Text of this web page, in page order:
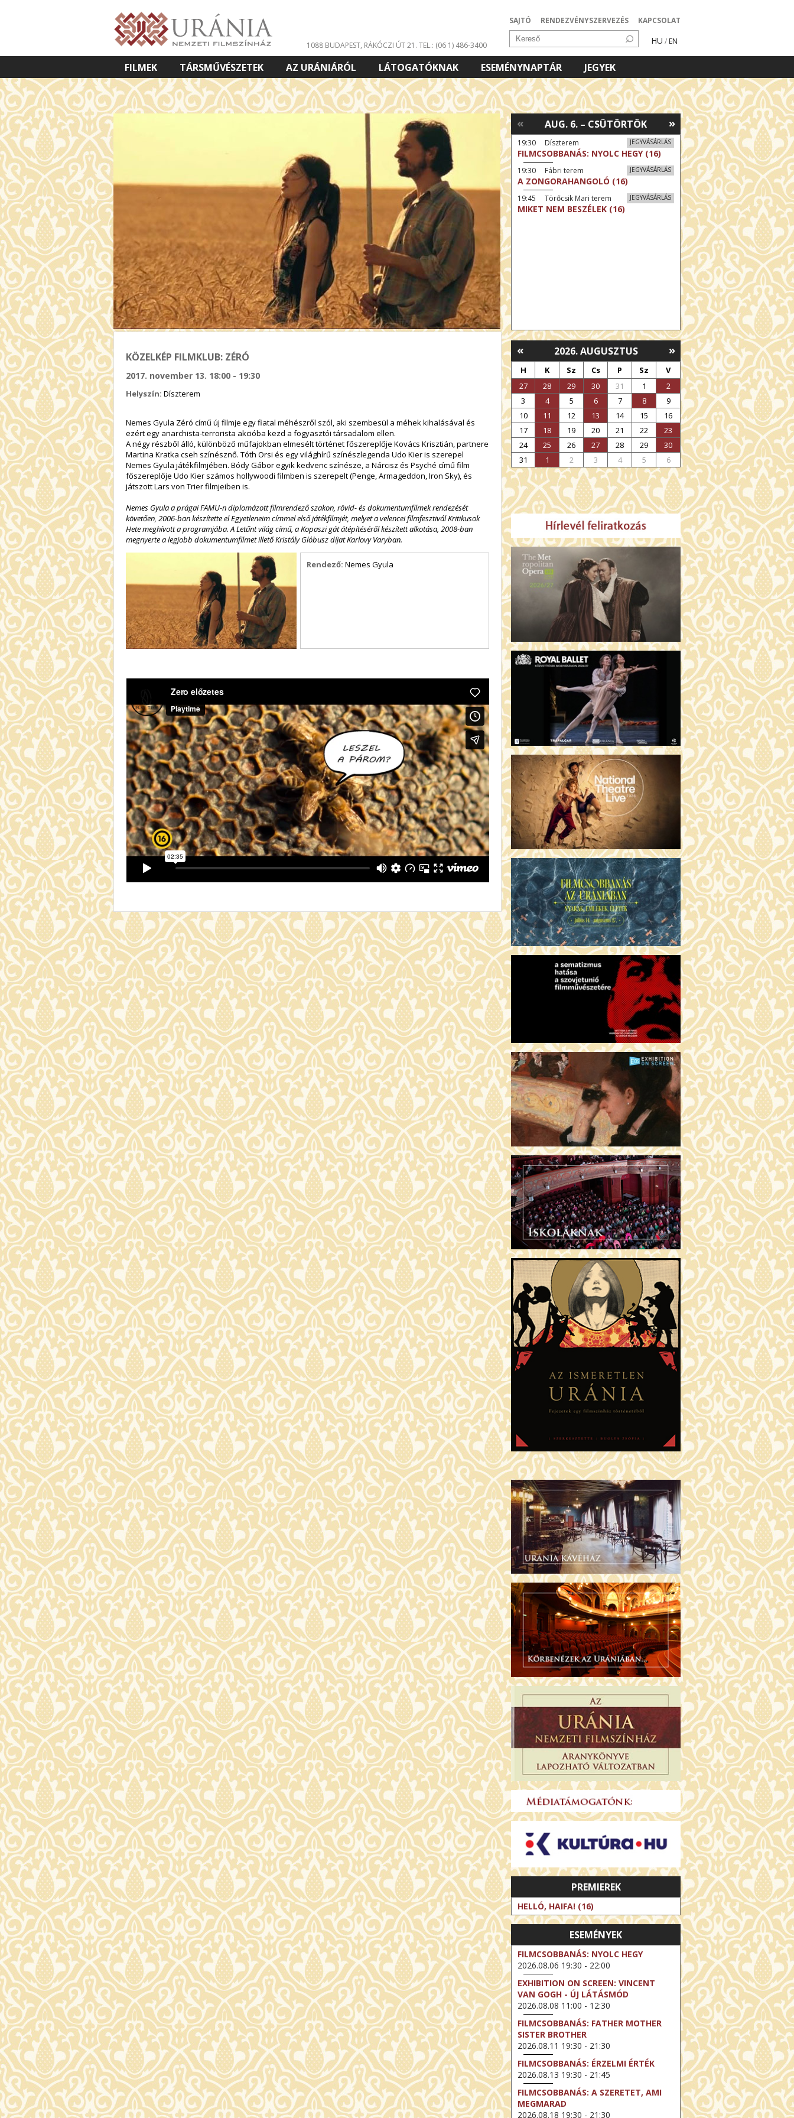
SAJTÓ RENDEZVÉNYSZERVEZÉS KAPCSOLAT
HU / EN
1088 BUDAPEST, RÁKÓCZI ÚT 21. TEL.: (06 1) 486-3400
FILMEK TÁRSMŰVÉSZETEK AZ URÁNIÁRÓL LÁTOGATÓKNAK ESEMÉNYNAPTÁR
JEGYEK
VETÍTETT KÉPES ELŐADÁSOK
KÖZELKÉP FILMKLUB: ZÉRÓ
2017. november 13. 18:00 - 19:30
Helyszín: Díszterem
Nemes Gyula Zéró című új filmje egy fiatal méhészről szól, aki szembesül a méhek kihalásával és
ezért egy anarchista-terrorista akcióba kezd a fogyasztói társadalom ellen.
A négy részből álló, különböző műfajokban elmesélt történet főszereplője Kovács Krisztián, partnere
Martina Kratka cseh színésznő. Tóth Orsi és egy világhírű színészlegenda Udo Kier is szerepel
Nemes Gyula játékfilmjében. Bódy Gábor egyik kedvenc színésze, a Nárcisz és Psyché című film
főszereplője Udo Kier számos hollywoodi filmben is szerepelt (Penge, Armageddon, Iron Sky), és
játszott Lars von Trier filmjeiben is.
Nemes Gyula a prágai FAMU-n diplomázott filmrendező szakon, rövid- és dokumentumfilmek rendezését
követően, 2006-ban készítette el Egyetleneim címmel első játékfilmjét, melyet a velencei filmfesztivál Kritikusok
Hete meghívott a programjába. A Letűnt világ című, a Kopaszi gát átépítéséről készített alkotása, 2008-ban
megnyerte a legjobb dokumentumfilmet illető Kristály Glóbusz díjat Karlovy Varyban.
Rendező: Nemes Gyula
»
AUG. 6. – CSÜTÖRTÖK
«
JEGYVÁSÁRLÁS
19:30 Díszterem
FILMCSOBBANÁS: NYOLC HEGY (16)
JEGYVÁSÁRLÁS
19:30 Fábri terem
A ZONGORAHANGOLÓ (16)
JEGYVÁSÁRLÁS
19:45 Törőcsik Mari terem
MIKET NEM BESZÉLEK (16)
»
« 2026. AUGUSZTUS
H K Sz Cs P Sz
V
27
28 29 30 31 1
2
3
4 5 6 7 8
9
10
11 12 13 14 15
16
17
18 19 20 21 22
23
24
25 26 27 28 29
30
31
1 2 3 4 5 6
PREMIEREK
HELLÓ, HAIFA! (16)
ESEMÉNYEK
FILMCSOBBANÁS: NYOLC HEGY
2026.08.06 19:30 - 22:00
EXHIBITION ON SCREEN: VINCENT
VAN GOGH - ÚJ LÁTÁSMÓD
2026.08.08 11:00 - 12:30
FILMCSOBBANÁS: FATHER MOTHER
SISTER BROTHER
2026.08.11 19:30 - 21:30
FILMCSOBBANÁS: ÉRZELMI ÉRTÉK
2026.08.13 19:30 - 21:45
FILMCSOBBANÁS: A SZERETET, AMI
MEGMARAD
2026.08.18 19:30 - 21:30